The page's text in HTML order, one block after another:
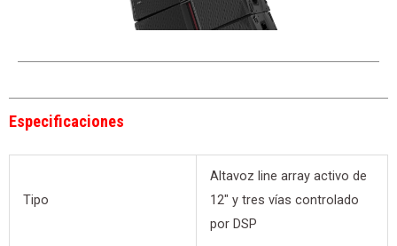
Especificaciones
Tipo
Altavoz line array activo de
12″ y tres vías controlado
por DSP